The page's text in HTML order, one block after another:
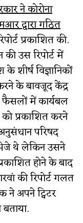
ने कोरोना
द्वारा गठित
प्रकाशित की.
की उस रिपोर्ट में
शीर्ष विज्ञानिकों
के बावजूद केंद्र
फैसलों में कार्यबल
को प्रकाशित करने
परिषद
थे लेकिन उसने
होने के बाद
की रिपोर्ट गलत
अपने ट्विटर